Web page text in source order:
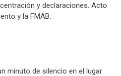
y declaraciones. Acto
y la FMAB.
minuto de silencio en el lugar